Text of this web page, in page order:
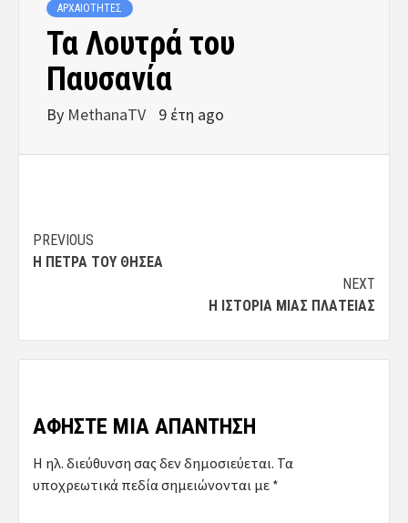
ΑΡΧΑΙΟΤΗΤΕΣ
Τα Λουτρά του
Παυσανία
By MethanaTV 9 έτη ago
Post
navigation
PREVIOUS
Η ΠΈΤΡΑ ΤΟΥ ΘΗΣΈΑ
NEXT
Η ΙΣΤΟΡΊΑ ΜΙΑΣ ΠΛΑΤΕΊΑΣ
ΑΦΉΣΤΕ ΜΙΑ ΑΠΆΝΤΗΣΗ
Η ηλ. διεύθυνση σας δεν δημοσιεύεται. Τα
υποχρεωτικά πεδία σημειώνονται με *